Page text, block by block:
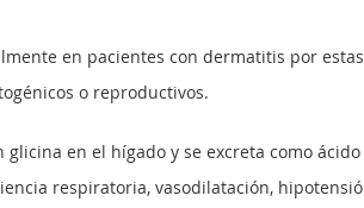
en pacientes con dermatitis por
o reproductivos.
en el hígado y se excreta como
respiratoria, vasodilatación,